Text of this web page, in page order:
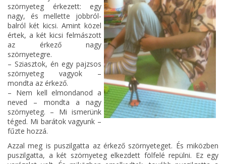
szörnyeteg érkezett: egy
nagy, és mellette jobbról-
balról két kicsi. Amint közel
értek, a két kicsi felmászott
az érkező nagy
szörnyetegre.
– Sziasztok, én egy pajzsos
szörnyeteg vagyok –
mondta az érkező.
– Nem kell elmondanod a
neved – mondta a nagy
szörnyeteg. – Mi ismerünk
téged. Mi barátok vagyunk –
fűzte hozzá.
Azzal meg is puszilgatta az érkező szörnyeteget. És miközben
puszilgatta, a két szörnyeteg elkezdett fölfelé repülni. Ez egy